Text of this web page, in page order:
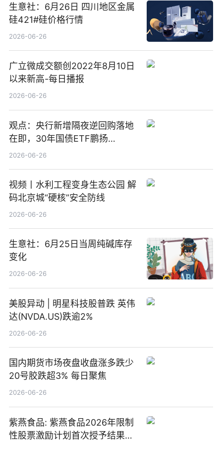
生意社：6月26日 四川地区金属
硅421#硅价格行情
2026-06-26
广立微成交额创2022年8月10日
以来新高-每日播报
2026-06-26
观点：央行新增隔夜逆回购落地
在即，30年国债ETF鹏扬
(511090) 盘中小幅上涨
2026-06-26
视频丨水利工程变身生态公园 解
码北京城“硬核”安全防线
2026-06-26
生意社：6月25日当周纯碱库存
变化
2026-06-26
美股异动 | 明星科技股普跌 英伟
达(NVDA.US)跌逾2%
2026-06-26
国内期货市场夜盘收盘涨多跌少
20号胶跌超3% 每日聚焦
2026-06-26
紫燕食品: 紫燕食品2026年限制
性股票激励计划首次授予结果公